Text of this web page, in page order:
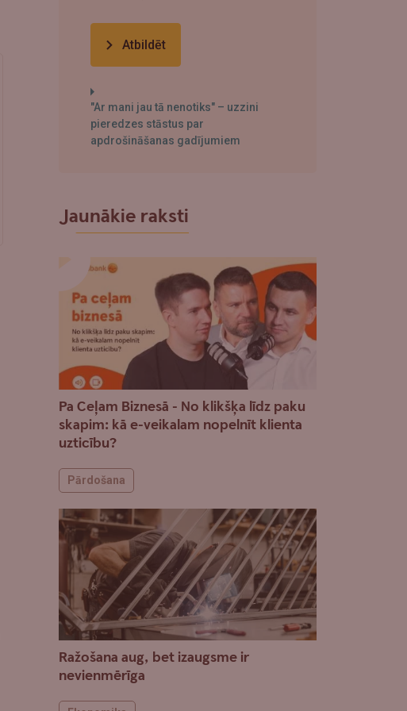
Atbildēt
"Ar mani jau tā nenotiks" – uzzini
pieredzes stāstus par
apdrošināšanas gadījumiem
Jaunākie raksti
Pa Ceļam Biznesā - No klikšķa līdz paku
skapim: kā e-veikalam nopelnīt klienta
uzticību?
Pārdošana
Ražošana aug, bet izaugsme ir
nevienmērīga